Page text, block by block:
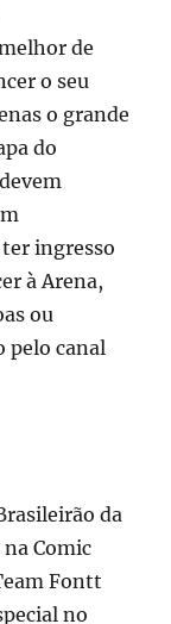
de
o seu
o grande
do
ingresso
à Arena,
ou
pelo canal
da
Comic
Fontt
no